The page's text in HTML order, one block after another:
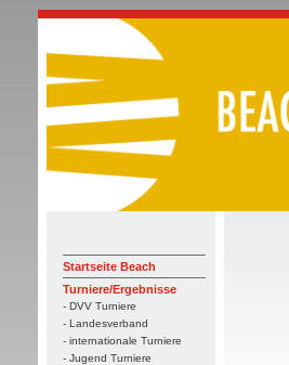
Startseite Beach
Turniere/Ergebnisse
- DVV Turniere
- Landesverband
- internationale Turniere
- Jugend Turniere